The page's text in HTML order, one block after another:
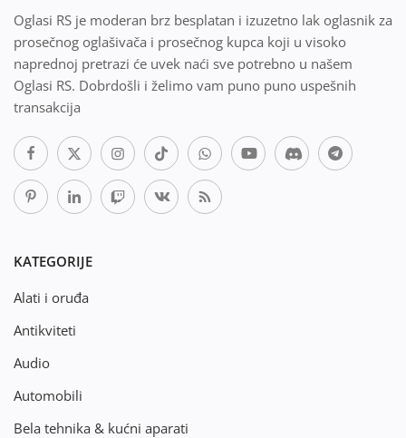
Oglasi RS je moderan brz besplatan i izuzetno lak oglasnik za
prosečnog oglašivača i prosečnog kupca koji u visoko
naprednoj pretrazi će uvek naći sve potrebno u našem
Oglasi RS. Dobrdošli i želimo vam puno puno uspešnih
transakcija
KATEGORIJE
Alati i oruđa
Antikviteti
Audio
Automobili
Bela tehnika & kućni aparati